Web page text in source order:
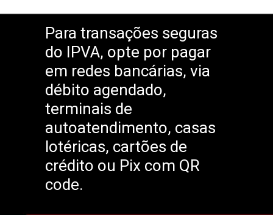
Para transações seguras
do IPVA, opte por pagar
em redes bancárias, via
débito agendado,
terminais de
autoatendimento, casas
lotéricas, cartões de
crédito ou Pix com QR
code.